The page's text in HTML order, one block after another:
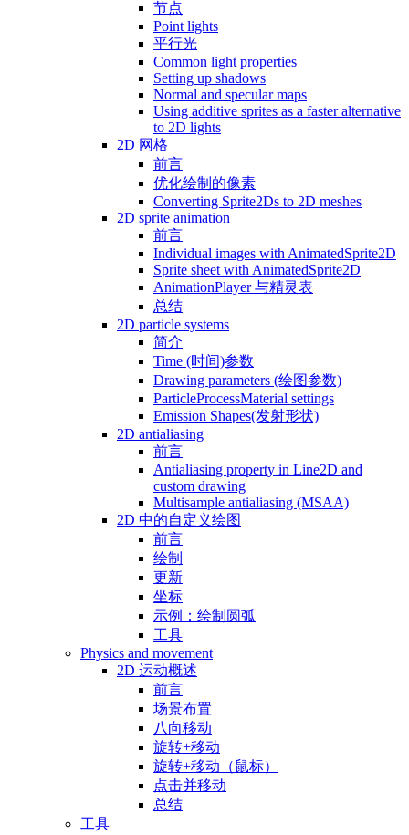
节点
Point lights
平行光
Common light properties
Setting up shadows
Normal and specular maps
Using additive sprites as a faster alternative
to 2D lights
2D 网格
前言
优化绘制的像素
Converting Sprite2Ds to 2D meshes
2D sprite animation
前言
Individual images with AnimatedSprite2D
Sprite sheet with AnimatedSprite2D
AnimationPlayer 与精灵表
总结
2D particle systems
简介
Time (时间)参数
Drawing parameters (绘图参数)
ParticleProcessMaterial settings
Emission Shapes(发射形状)
2D antialiasing
前言
Antialiasing property in Line2D and
custom drawing
Multisample antialiasing (MSAA)
2D 中的自定义绘图
前言
绘制
更新
坐标
示例：绘制圆弧
工具
Physics and movement
2D 运动概述
前言
场景布置
八向移动
旋转+移动
旋转+移动（鼠标）
点击并移动
总结
工具